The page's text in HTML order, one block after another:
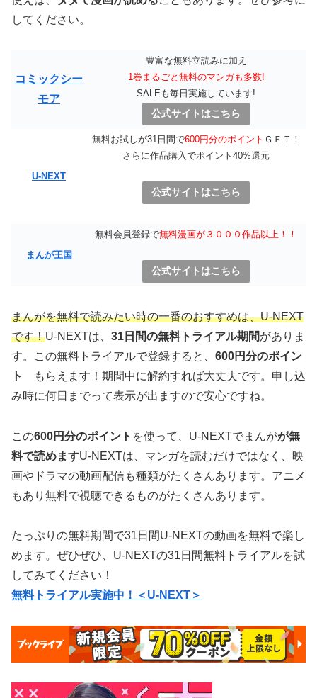
してください。
コミックシー
モア
豊富な無料立読みに加え
1巻まるごと無料のマンガも多数!
SALEも毎日実施しています!
公式サイトはこちら
U-NEXT
無料お試しが31日間で600円分のポイント ＧＥＴ！
さらに作品購入でポイント40%還元
公式サイトはこちら
まんが王国
無料会員登録で無料漫画が３０００作品以上！！
公式サイトはこちら
まんがを無料で読みたい時の一番のおすすめは、U-NEXT
です！U-NEXTは、 31日間の無料トライアル期間がありま
す。この無料トライアルで登録すると、 600円分のポイン
ト
もらえます！期間中に解約すれば大丈夫です。申し込
み時に何日までって表示が出ますので安心ですね。
この600円分のポイント を使って、U-NEXTでまんがが無
料で読めますU-NEXTは、マンガを読むだけではなく、映
画やドラマの動画配信も種類がたくさんあります。アニメ
もあり無料で視聴できるものがたくさんあります。
たっぷりの無料期間で31日間U-NEXTの動画を無料で楽し
めます。ぜひぜひ、U-NEXTの31日間無料トライアルを試
してみてください！
無料トライアル実施中！＜U-NEXT＞